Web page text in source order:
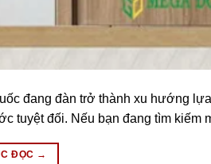
đang đàn trở thành xu hướng
tuyệt đối. Nếu bạn đang tìm kiếm
ĐỌC →